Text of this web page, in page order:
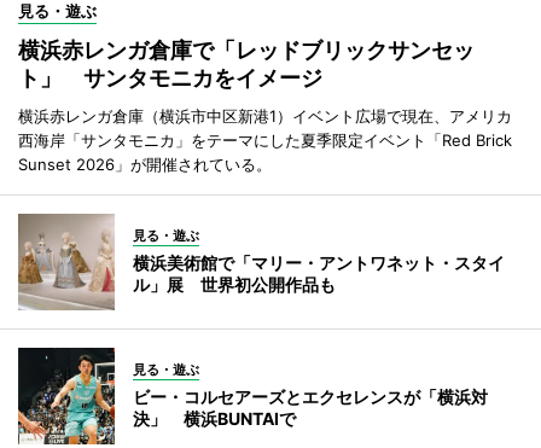
見る・遊ぶ
横浜赤レンガ倉庫で「レッドブリックサンセッ
ト」 サンタモニカをイメージ
横浜赤レンガ倉庫（横浜市中区新港1）イベント広場で現在、アメリカ
西海岸「サンタモニカ」をテーマにした夏季限定イベント「Red Brick
Sunset 2026」が開催されている。
見る・遊ぶ
横浜美術館で「マリー・アントワネット・スタイ
ル」展 世界初公開作品も
見る・遊ぶ
ビー・コルセアーズとエクセレンスが「横浜対
決」 横浜BUNTAIで